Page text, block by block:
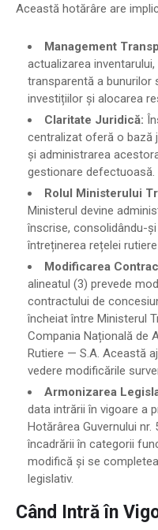
Această hotărâre are
Management
actualizarea
transparentă a bunurilor
investițiilor și alocarea
Claritate Juridică:
centralizat oferă o bază
și administrarea
gestionare defectuoasă.
Rolul Ministerului
Ministerul devine
înscrise, consolidându-
întreținerea rețelei rutiere
Modificarea
alineatul (3) prevede
contractului de
încheiat între Ministerul
Compania Națională de
Rutiere — S.A. Această
vedere modificările
Armonizarea
data intrării în vigoare a
Hotărârea Guvernului
încadrării în categorii
modifică și se
legislativ.
Când Intră în